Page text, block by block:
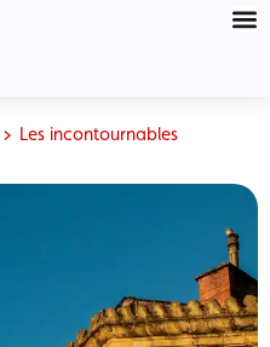
Les incontournables